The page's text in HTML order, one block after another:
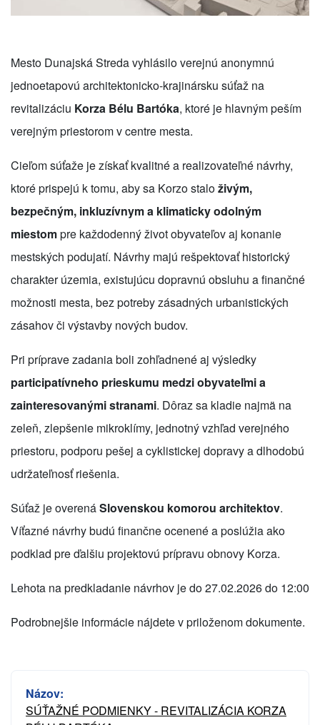
Mesto Dunajská Streda vyhlásilo verejnú anonymnú
jednoetapovú architektonicko-krajinársku súťaž na
revitalizáciu Korza Bélu Bartóka, ktoré je hlavným peším
verejným priestorom v centre mesta.
Cieľom súťaže je získať kvalitné a realizovateľné návrhy,
ktoré prispejú k tomu, aby sa Korzo staloživým,
bezpečným, inkluzívnym a klimaticky odolným
miestompre každodenný život obyvateľov aj konanie
mestských podujatí. Návrhy majú rešpektovať historický
charakter územia, existujúcu dopravnú obsluhu a finančné
možnosti mesta, bez potreby zásadných urbanistických
zásahov či výstavby nových budov.
Pri príprave zadania boli zohľadnené aj výsledky
participatívneho prieskumu medzi obyvateľmi a
zainteresovanými stranami. Dôraz sa kladie najmä na
zeleň, zlepšenie mikroklímy, jednotný vzhľad verejného
priestoru, podporu pešej a cyklistickej dopravy a dlhodobú
udržateľnosť riešenia.
Súťaž je overenáSlovenskou komorou architektov.
Víťazné návrhy budú finančne ocenené a poslúžia ako
podklad pre ďalšiu projektovú prípravu obnovy Korza.
Lehota na predkladanie návrhov je do 27.02.2026 do 12:00
Podrobnejšie informácie nájdete v priloženom dokumente.
Názov:
SÚŤAŽNÉ PODMIENKY - REVITALIZÁCIA KORZA